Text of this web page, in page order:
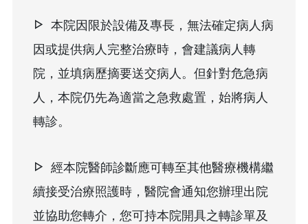
本院因限於設備及專長，無法確定病人病
因或提供病人完整治療時，會建議病人轉
院，並填病歷摘要送交病人。但針對危急病
人，本院仍先為適當之急救處置，始將病人
轉診。
經本院醫師診斷應可轉至其他醫療機構繼
續接受治療照護時，醫院會通知您辦理出院
並協助您轉介，您可持本院開具之轉診單及